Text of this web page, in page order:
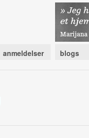
anmeldelser blogs